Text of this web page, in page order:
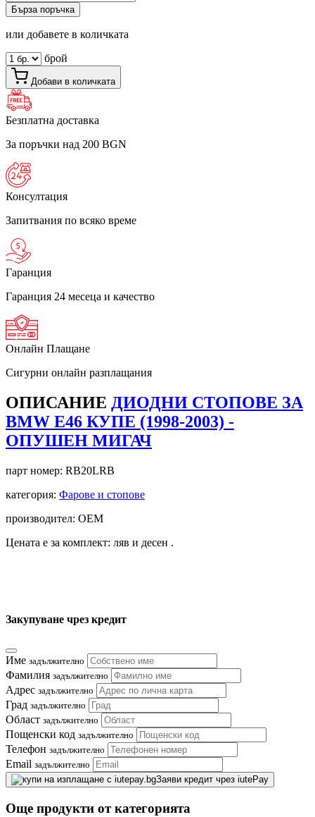
Бърза поръчка
или добавете в количката
брой
Добави в количката
Безплатна доставка
За поръчки над 200 BGN
Консултация
Запитвания по всяко време
Гаранция
Гаранция 24 месеца и качество
Онлайн Плащане
Сигурни онлайн разплащания
ОПИСАНИЕ ДИОДНИ СТОПОВЕ ЗА
BMW E46 КУПЕ (1998-2003) -
ОПУШЕН МИГАЧ
парт номер: RB20LRB
категория: Фарове и стопове
производител: OEM
Цената е за комплект: ляв и десен .
Закупуване чрез кредит
Име задължително
Фамилия задължително
Адрес задължително
Град задължително
Област задължително
Пощенски код задължително
Телефон задължително
Email задължително
Заяви кредит чрез iutePay
Още продукти от категорията